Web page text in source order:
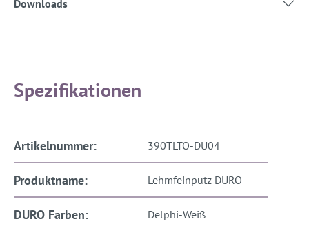
Downloads
Spezifikationen
Artikelnummer: 390TLTO-DU04
Produktname: Lehmfeinputz DURO
DURO Farben: Delphi-Weiß